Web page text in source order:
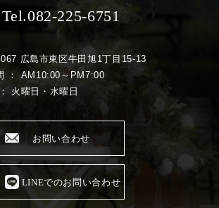
Tel.082-225-6751
広島市東区牛田旭1丁目15-13
： AM10:00～PM7:00
火曜日・水曜日
お問い合わせ
LINEでのお問い合わせ